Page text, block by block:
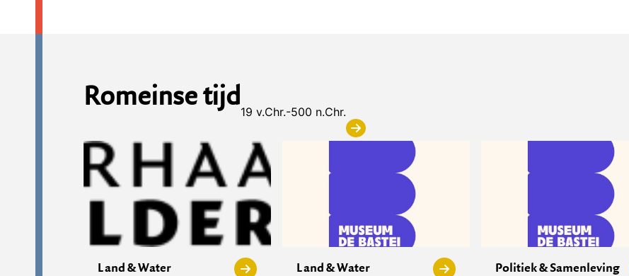
Romeinse tijd19 v.Chr.-500 n.Chr.
Land & Water Land & Water Politiek & Samenleving